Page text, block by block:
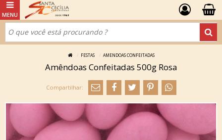
FESTAS AMENDOAS CONFEITADAS
Amêndoas Confeitadas 500g Rosa